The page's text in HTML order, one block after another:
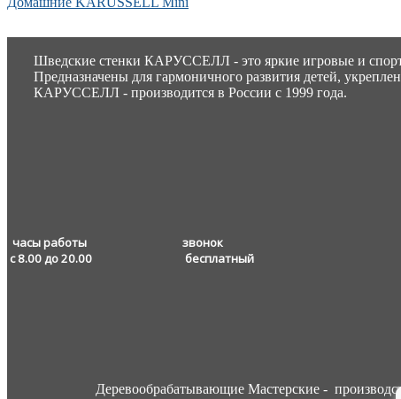
Шведские стенки КАРУССЕЛЛ - это яркие игровые и
Предназначены для гармоничного развития детей,
КАРУССЕЛЛ - производится в России с 1999 года.
часы работы звонок
с 8.00 до 20.00
бесплатный
Деревообрабатывающие Мастерские -